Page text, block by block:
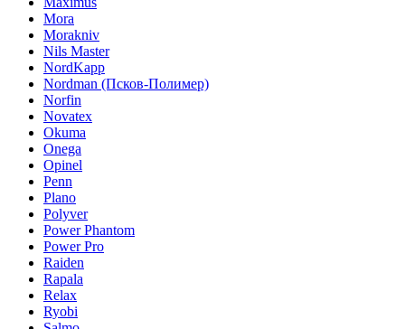
Mora
Morakniv
Nils Master
NordKapp
Nordman (Псков-Полимер)
Norfin
Novatex
Okuma
Onega
Opinel
Penn
Plano
Polyver
Power Phantom
Power Pro
Raiden
Rapala
Relax
Ryobi